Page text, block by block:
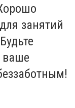
занятий
ваше